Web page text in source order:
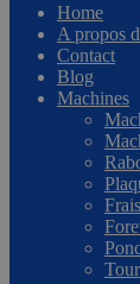
Home
A propos
Contact
Blog
Machines